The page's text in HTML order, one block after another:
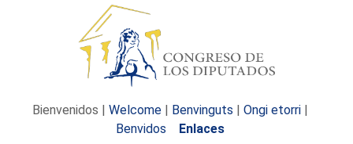
Bienvenidos | Welcome | Benvinguts | Ongi etorri |
Benvidos
Enlaces